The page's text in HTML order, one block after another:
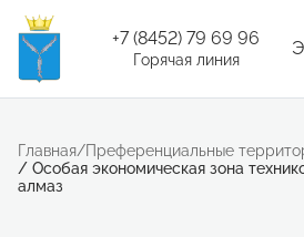
+7 (8452) 79 69 96
Горячая линия
Главная/Преференциальные
/ Особая экономическая зона
алмаз